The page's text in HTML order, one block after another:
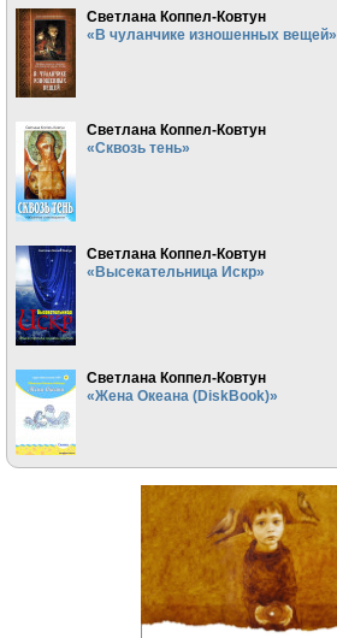
Светлана Коппел-Ковтун
«В чуланчике изношенных вещей»
Светлана Коппел-Ковтун
«Сквозь тень»
Светлана Коппел-Ковтун
«Высекательница Искр»
Светлана Коппел-Ковтун
«Жена Океана (DiskBook)»